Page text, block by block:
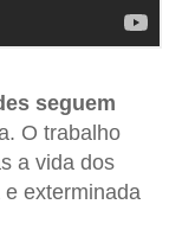
seguem
O trabalho
a vida dos
exterminada